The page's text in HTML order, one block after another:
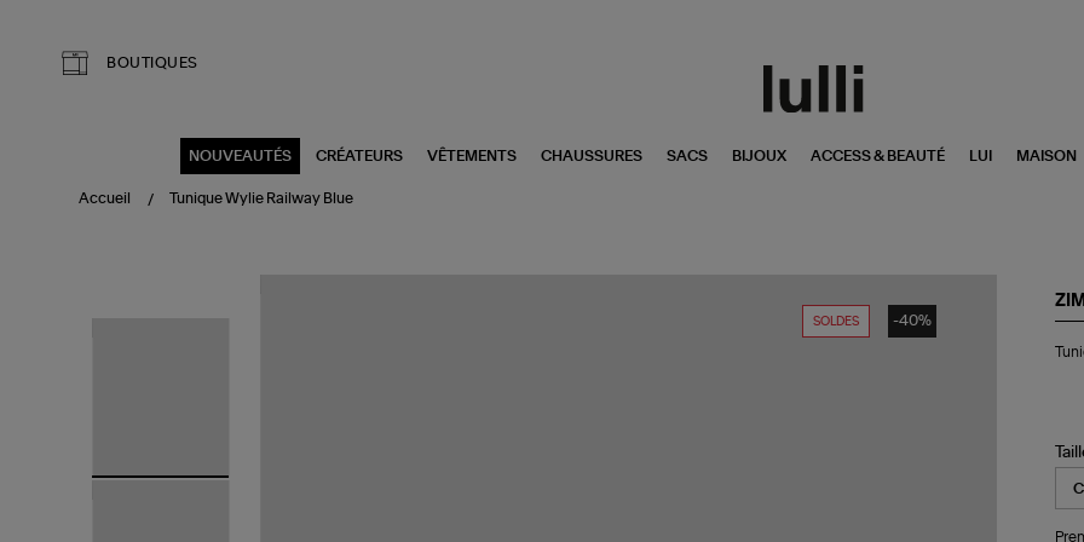
BOUTIQUES
NOUVEAUTÉS CRÉATEURS VÊTEMENTS CHAUSSURES SACS BIJOUX ACCESS & BEAUTÉ LUI MAISON
Accueil Tunique Wylie Railway Blue
SOLDES -40%